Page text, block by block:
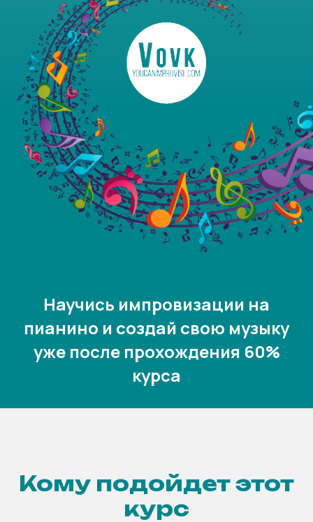
Научись импровизации на
пианино и создай свою музыку
уже после прохождения 60%
курса
Кому подойдет этот
курс